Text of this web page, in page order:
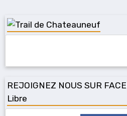
REJOIGNEZ NOUS SUR
Libre